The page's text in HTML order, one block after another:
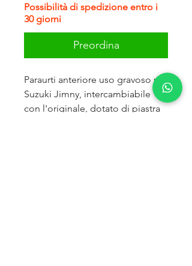
Possibilità di spedizione entro i
30 giorni
Preordina
Paraurti anteriore uso gravoso per
Suzuki Jimny, intercambiabile
con l'originale, dotato di piastra